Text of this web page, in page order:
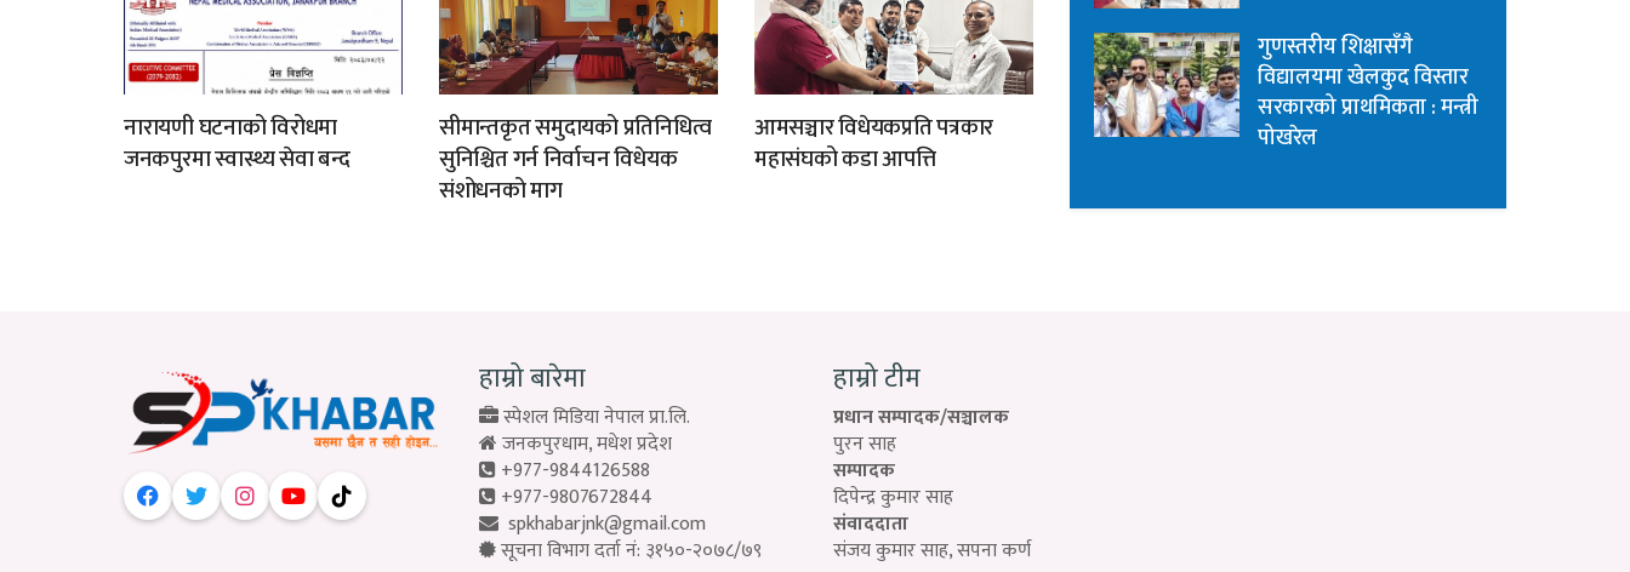
नारायणी घटनाको विरोधमा
जनकपुरमा स्वास्थ्य सेवा बन्द
सीमान्तकृत समुदायको प्रतिनिधित्व
सुनिश्चित गर्न निर्वाचन विधेयक
संशोधनको माग
आमसञ्चार विधेयकप्रति पत्रकार
महासंघको कडा आपत्ति
गुणस्तरीय शिक्षासँगै
विद्यालयमा खेलकुद विस्तार
सरकारको प्राथमिकता : मन्त्री
पोखरेल
हाम्रो बारेमा
स्पेशल मिडिया नेपाल प्रा.लि.
जनकपुरधाम, मधेश प्रदेश
+977-9844126588
+977-9807672844
spkhabarjnk@gmail.com
सूचना विभाग दर्ता नं: ३१५०-२०७८/७९
हाम्रो टीम
प्रधान सम्पादक/सञ्चालक
पुरन साह
सम्पादक
दिपेन्द्र कुमार साह
संवाददाता
संजय कुमार साह, सपना कर्ण